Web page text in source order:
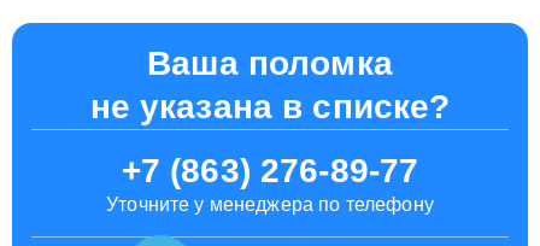
Ваша поломка
не указана в списке?
+7 (863) 276-89-77
Уточните у менеджера по телефону